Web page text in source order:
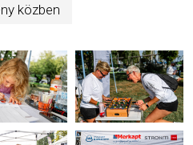
közben